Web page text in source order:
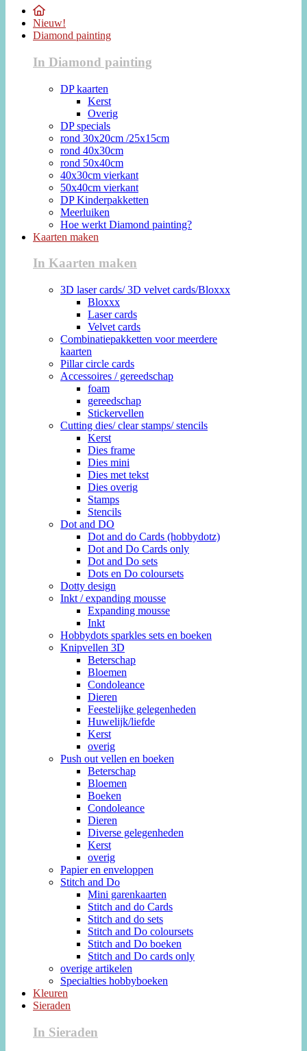
Nieuw!
Diamond painting
In Diamond painting
DP kaarten
Kerst
Overig
DP specials
rond 30x20cm /25x15cm
rond 40x30cm
rond 50x40cm
40x30cm vierkant
50x40cm vierkant
DP Kinderpakketten
Meerluiken
Hoe werkt Diamond painting?
Kaarten maken
In Kaarten maken
3D laser cards/ 3D velvet cards/Bloxxx
Bloxxx
Laser cards
Velvet cards
Combinatiepakketten voor meerdere
kaarten
Pillar circle cards
Accessoires / gereedschap
foam
gereedschap
Stickervellen
Cutting dies/ clear stamps/ stencils
Kerst
Dies frame
Dies mini
Dies met tekst
Dies overig
Stamps
Stencils
Dot and DO
Dot and do Cards (hobbydotz)
Dot and Do Cards only
Dot and Do sets
Dots en Do coloursets
Dotty design
Inkt / expanding mousse
Expanding mousse
Inkt
Hobbydots sparkles sets en boeken
Knipvellen 3D
Beterschap
Bloemen
Condoleance
Dieren
Feestelijke gelegenheden
Huwelijk/liefde
Kerst
overig
Push out vellen en boeken
Beterschap
Bloemen
Boeken
Condoleance
Dieren
Diverse gelegenheden
Kerst
overig
Papier en enveloppen
Stitch and Do
Mini garenkaarten
Stitch and do Cards
Stitch and do sets
Stitch and Do coloursets
Stitch and Do boeken
Stitch and Do cards only
overige artikelen
Specialties hobbyboeken
Kleuren
Sieraden
In Sieraden